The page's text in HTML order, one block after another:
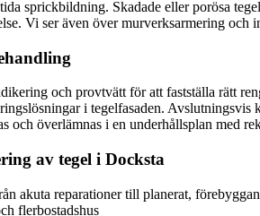
sprickbildning. Skadade eller porösa
Vi ser även över murverksarmering och
och provtvätt för att fastställa rätt
i tegelfasaden.
och överlämnas i en underhållsplan med
av tegel i Docksta
akuta reparationer till planerat,
flerbostadshus